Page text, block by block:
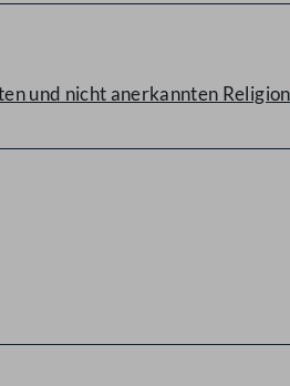
und nicht anerkannten